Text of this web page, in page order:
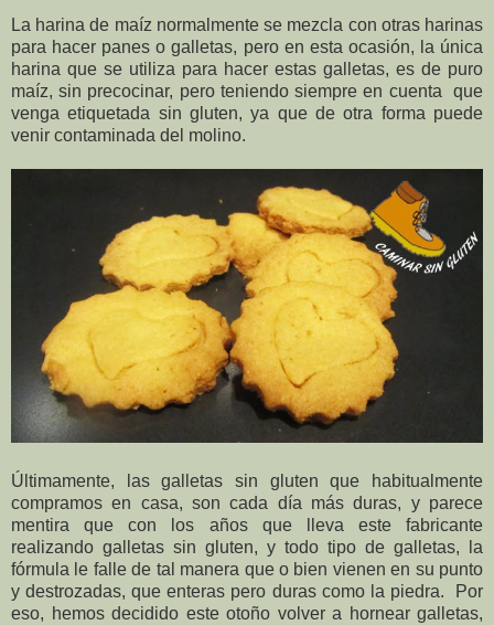
La harina de maíz normalmente se mezcla con otras harinas
para hacer panes o galletas, pero en esta ocasión, la única
harina que se utiliza para hacer estas galletas, es de puro
maíz, sin precocinar, pero teniendo siempre en cuenta que
venga etiquetada sin gluten, ya que de otra forma puede
venir contaminada del molino.
Últimamente, las galletas sin gluten que habitualmente
compramos en casa, son cada día más duras, y parece
mentira que con los años que lleva este fabricante
realizando galletas sin gluten, y todo tipo de galletas, la
fórmula le falle de tal manera que o bien vienen en su punto
y destrozadas, que enteras pero duras como la piedra. Por
eso, hemos decidido este otoño volver a hornear galletas,